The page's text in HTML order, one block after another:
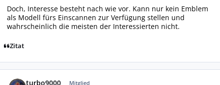
Doch, Interesse besteht nach wie vor. Kann nur kein Emblem
als Modell fürs Einscannen zur Verfügung stellen und
wahrscheinlich die meisten der Interessierten nicht.
Zitat
turbo9000 Mitglied